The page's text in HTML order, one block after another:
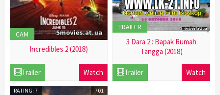
CAM
Incredibles 2 (2018)
2016
Trailer Watch
TRAILER
3 Dara 2 : Bapak Rumah
Tangga (2018)
Trailer Watch
RATING: 7 701